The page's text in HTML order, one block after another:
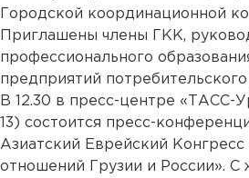
Городской координационной
Приглашены члены ГКК,
профессионального
предприятий
В 12.30 в пресс-центре «ТАСС-
13) состоится пресс-
Азиатский Еврейский Конгресс
отношений Грузии и России». С